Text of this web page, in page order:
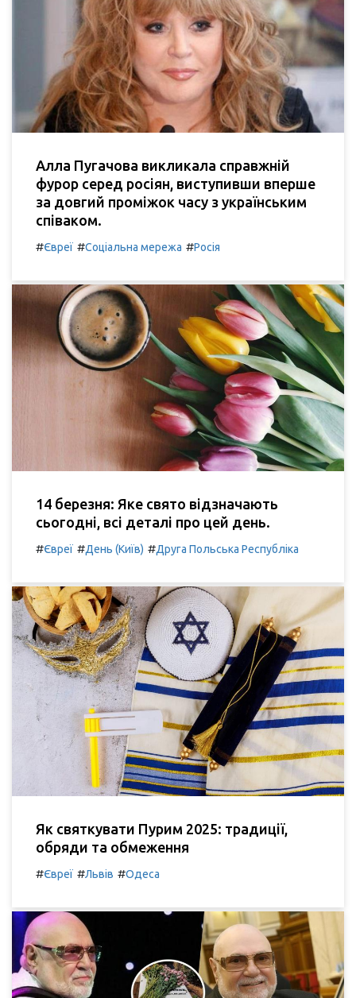
Алла Пугачова викликала справжній
фурор серед росіян, виступивши вперше
за довгий проміжок часу з українським
співаком.
#Євреї #Соціальна мережа #Росія
14 березня: Яке свято відзначають
сьогодні, всі деталі про цей день.
#Євреї #День (Київ) #Друга Польська Республіка
Як святкувати Пурим 2025: традиції,
обряди та обмеження
#Євреї #Львів #Одеса